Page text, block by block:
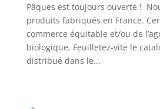
Pâques est toujours ouverte !
produits fabriqués en France.
commerce équitable et/ou de
biologique. Feuilletez-vite le
distribué dans le...